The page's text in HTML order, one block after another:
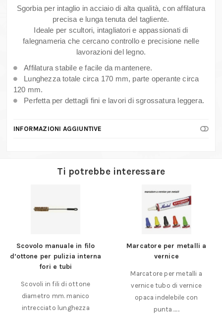
legno
scultura
Sgorbia per intaglio in acciaio di alta qualità, con affilatura
precisa e lunga tenuta del tagliente.
Ideale per scultori, intagliatori e appassionati di
falegnameria che cercano controllo e precisione nelle
lavorazioni del legno.
Affilatura stabile e facile da mantenere.
Lunghezza totale circa 170 mm, parte operante circa
120 mm.
Perfetta per dettagli fini e lavori di sgrossatura leggera.
INFORMAZIONI AGGIUNTIVE
Ti potrebbe interessare
Scovolo manuale in filo
d’ottone per pulizia interna
fori e tubi
Scovoli in fili di ottone
diametro mm. manico
intrecciato lunghezza
Marcatore per metalli a
vernice
Marcatore per metalli a
vernice tubo di vernice
opaca indelebile con
punta……